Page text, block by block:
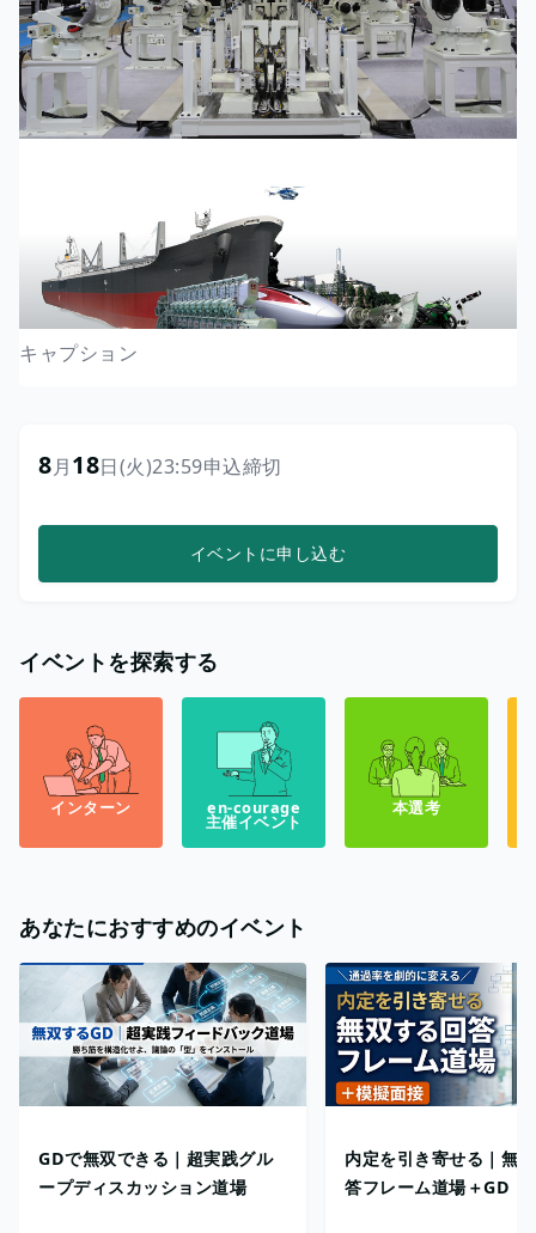
キャプション
イベントを探索する
インターン en-courage
主催イベント
本選考
あなたにおすすめのイベント
GDで無双できる｜超実践グル
ープディスカッション道場
内定を引き寄せる｜無
答フレーム道場＋GD
8月18日(火)23:59申込締切
イベントに申し込む